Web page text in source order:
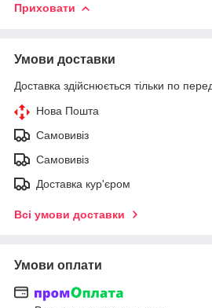
Приховати
Умови доставки
Доставка здійснюється тільки по
Нова Пошта
Самовивіз
Самовивіз
Доставка кур'єром
Всі умови доставки
Умови оплати